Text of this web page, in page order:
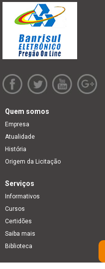
Quem somos
Empresa
Atualidade
História
Origem da Licitação
Serviços
Informativos
Cursos
Certidões
Saiba mais
Biblioteca